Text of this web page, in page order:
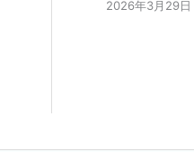
2026年3月29日